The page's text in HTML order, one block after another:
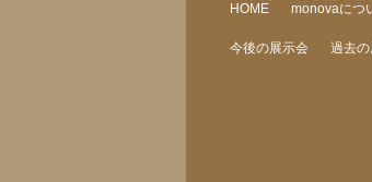
HOME monovaにつ
今後の展示会 過去